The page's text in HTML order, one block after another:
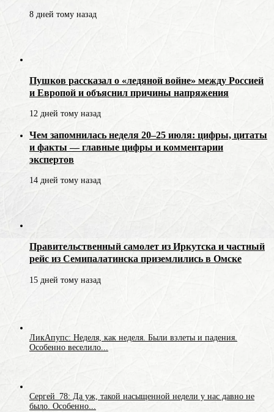
8 дней тому назад
Пушков рассказал о «ледяной войне» между Россией
и Европой и объяснил причины напряжения
12 дней тому назад
Чем запомнилась неделя 20–25 июля: цифры, цитаты
и факты — главные цифры и комментарии
экспертов
14 дней тому назад
Правительственный самолет из Иркутска и частный
рейс из Семипалатинска приземлились в Омске
15 дней тому назад
ЛикАпупс: Неделя, как неделя. Были взлеты и падения.
Особенно веселило...
Сергей_78: Да уж, такой насыщенной недели у нас давно не
было. Особенно...